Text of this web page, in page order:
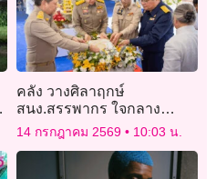
คลัง วางศิลาฤกษ์
สนง.สรรพากร ใจกลาง
สุขุมวิท ธพส.รับไม้สร้าง ชู
มาตรฐานอาคารสีเขียว
14 กรกฎาคม 2569 10:03 น.